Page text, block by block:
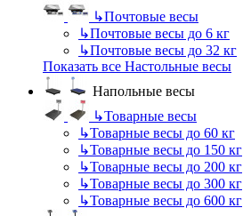
↳Почтовые весы
↳Почтовые весы до 6 кг
↳Почтовые весы до 32 кг
Показать все Настольные весы
Напольные весы
↳Товарные весы
↳Товарные весы до 60 кг
↳Товарные весы до 150 кг
↳Товарные весы до 200 кг
↳Товарные весы до 300 кг
↳Товарные весы до 600 кг